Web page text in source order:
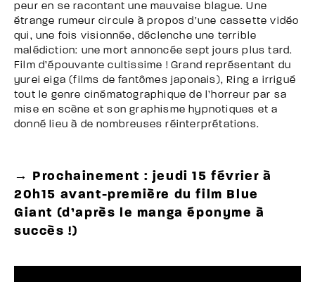
peur en se racontant une mauvaise blague. Une
étrange rumeur circule à propos d’une cassette vidéo
qui, une fois visionnée, déclenche une terrible
malédiction: une mort annoncée sept jours plus tard.
Film d’épouvante cultissime ! Grand représentant du
yurei eiga (films de fantômes japonais), Ring a irrigué
tout le genre cinématographique de l’horreur par sa
mise en scène et son graphisme hypnotiques et a
donné lieu à de nombreuses réinterprétations.
→ Prochainement : jeudi 15 février à
20h15 avant-première du film Blue
Giant (d’après le manga éponyme à
succès !)